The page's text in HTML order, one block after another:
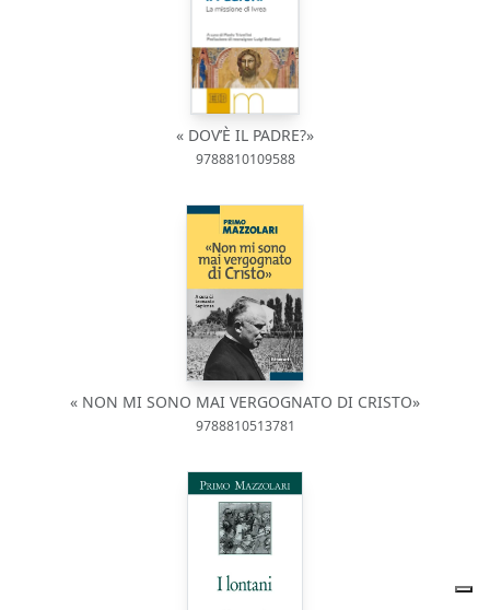
« DOV’È IL PADRE?»
9788810109588
« NON MI SONO MAI VERGOGNATO DI CRISTO»
9788810513781